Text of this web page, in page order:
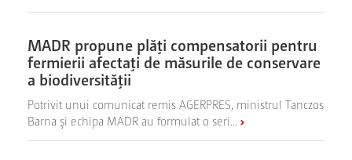
MADR propune plăţi compensatorii pentru
fermierii afectaţi de măsurile de conservare
a biodiversităţii
Potrivit unui comunicat remis AGERPRES, ministrul Tanczos
Barna şi echipa MADR au formulat o seri...